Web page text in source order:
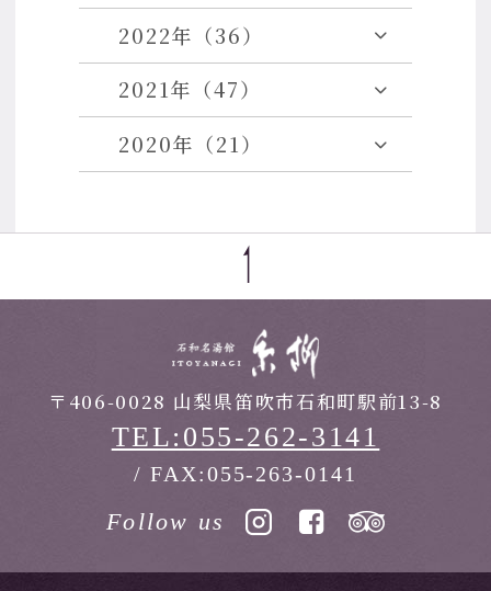
2022年（36）
2021年（47）
2020年（21）
〒406-0028 山梨県笛吹市石和町駅前13-8
TEL:055-262-3141
/ FAX:055-263-0141
Follow us